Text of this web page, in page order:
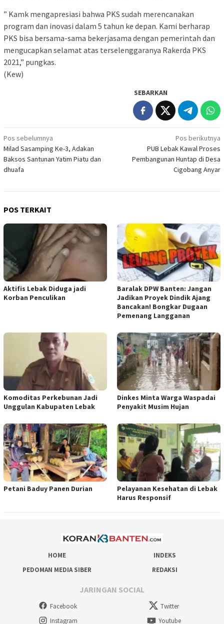
” Kamk mengapresiasi bahwa PKS sudah merencanakan
program dan inovasi dalam 5 tahun ke depan. Kami berharap
PKS bisa bersama-sama bekerjasama dengan pemerintah dan
mengucapkan selamat atas terselenggaranya Rakerda PKS
2021,” pungkas.
(Kew)
SEBARKAN
Navigasi
pos
Pos sebelumnya
Milad Sasamping Ke-3, Adakan
Baksos Santunan Yatim Piatu dan
dhuafa
Pos berikutnya
PUB Lebak Kawal Proses
Pembangunan Huntap di Desa
Cigobang Anyar
POS TERKAIT
Aktifis Lebak Diduga jadi
Korban Penculikan
Baralak DPW Banten: Jangan
Jadikan Proyek Dindik Ajang
Bancakan! Bongkar Dugaan
Pemenang Langganan
Komoditas Perkebunan Jadi
Unggulan Kabupaten Lebak
Dinkes Minta Warga Waspadai
Penyakit Musim Hujan
Petani Baduy Panen Durian
Pelayanan Kesehatan di Lebak
Harus Responsif
HOME
INDEKS
PEDOMAN MEDIA SIBER
REDAKSI
JARINGAN SOCIAL
Facebook
Twitter
Instagram
Youtube